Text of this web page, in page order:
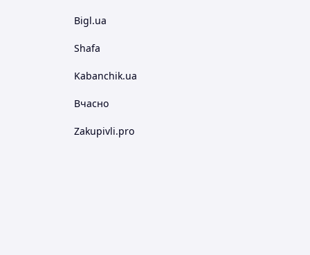
Bigl.ua
Shafa
Kabanchik.ua
Вчасно
Zakupivli.pro